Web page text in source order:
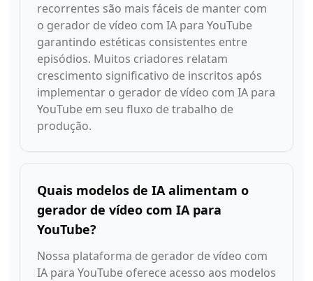
recorrentes são mais fáceis de manter com
o gerador de vídeo com IA para YouTube
garantindo estéticas consistentes entre
episódios. Muitos criadores relatam
crescimento significativo de inscritos após
implementar o gerador de vídeo com IA para
YouTube em seu fluxo de trabalho de
produção.
Quais modelos de IA alimentam o
gerador de vídeo com IA para
YouTube?
Nossa plataforma de gerador de vídeo com
IA para YouTube oferece acesso aos modelos